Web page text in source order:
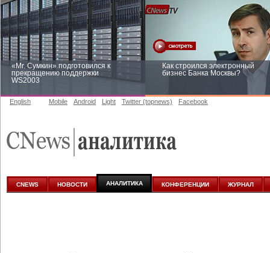
«Mr. Сумкин» подготовился к
прекращению поддержки
WS2003
Как строился электронный
бизнес Банка Москвы?
аналитике
English Mobile Android Light Twitter (topnews) Facebook
CNEWS НОВОСТИ АНАЛИТИКА КОНФЕРЕНЦИИ ЖУРНАЛ